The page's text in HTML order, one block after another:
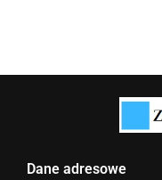
Dane adresowe